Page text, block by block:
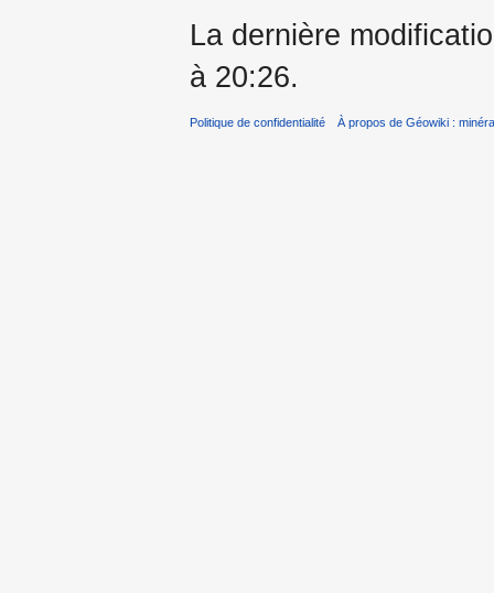
La dernière
à 20:26.
Politique de confidentialité À propos de Géowiki :